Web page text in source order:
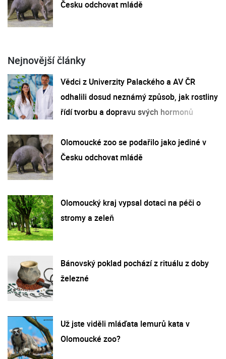
Česku odchovat mládě
Nejnovější články
Vědci z Univerzity Palackého a AV ČR
odhalili dosud neznámý způsob, jak rostliny
řídí tvorbu a dopravu svých hormonů
Olomoucké zoo se podařilo jako jediné v
Česku odchovat mládě
Olomoucký kraj vypsal dotaci na péči o
stromy a zeleň
Bánovský poklad pochází z rituálu z doby
železné
Už jste viděli mláďata lemurů kata v
Olomoucké zoo?